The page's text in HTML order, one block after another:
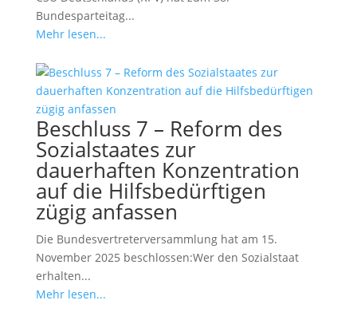
Bundesparteitag...
Mehr lesen...
Beschluss 7 – Reform des
Sozialstaates zur
dauerhaften Konzentration
auf die Hilfsbedürftigen
zügig anfassen
Die Bundesvertreterversammlung hat am 15.
November 2025 beschlossen:Wer den Sozialstaat
erhalten...
Mehr lesen...